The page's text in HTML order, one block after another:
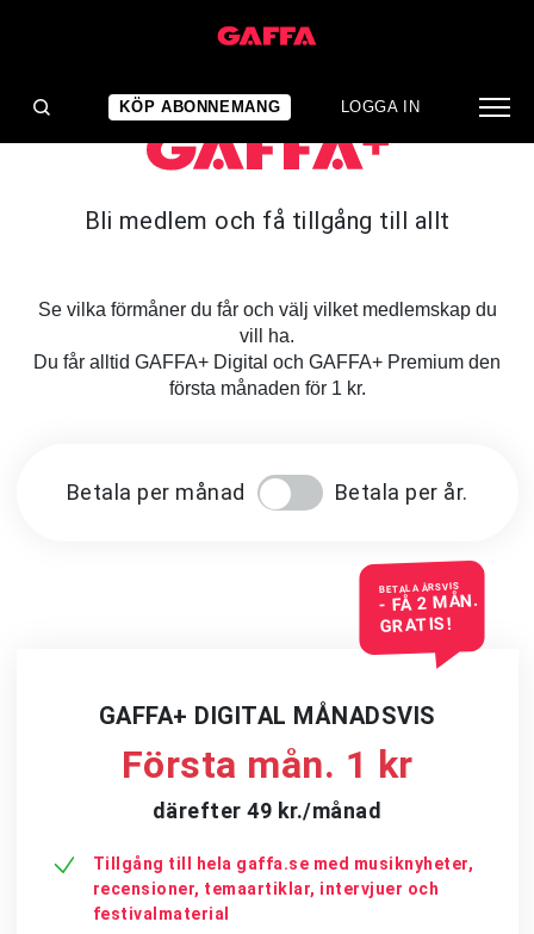
KÖP ABONNEMANG LOGGA IN
Bli medlem och få tillgång till allt
Se vilka förmåner du får och välj vilket medlemskap du
vill ha.
Du får alltid GAFFA+ Digital och GAFFA+ Premium den
första månaden för 1 kr.
Betala per månad Betala per år.
BETALA ÅRSVIS
- FÅ 2 MÅN.
GRATIS!
GAFFA+ DIGITAL MÅNADSVIS
Första mån. 1 kr
därefter 49 kr./månad
Tillgång till hela gaffa.se med musiknyheter,
recensioner, temaartiklar, intervjuer och
festivalmaterial